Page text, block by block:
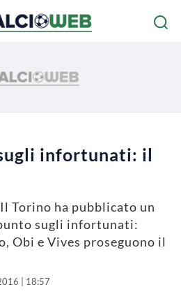
infortunati: il
Torino ha pubblicato un
sugli infortunati:
Obi e Vives proseguono il
| 18:57